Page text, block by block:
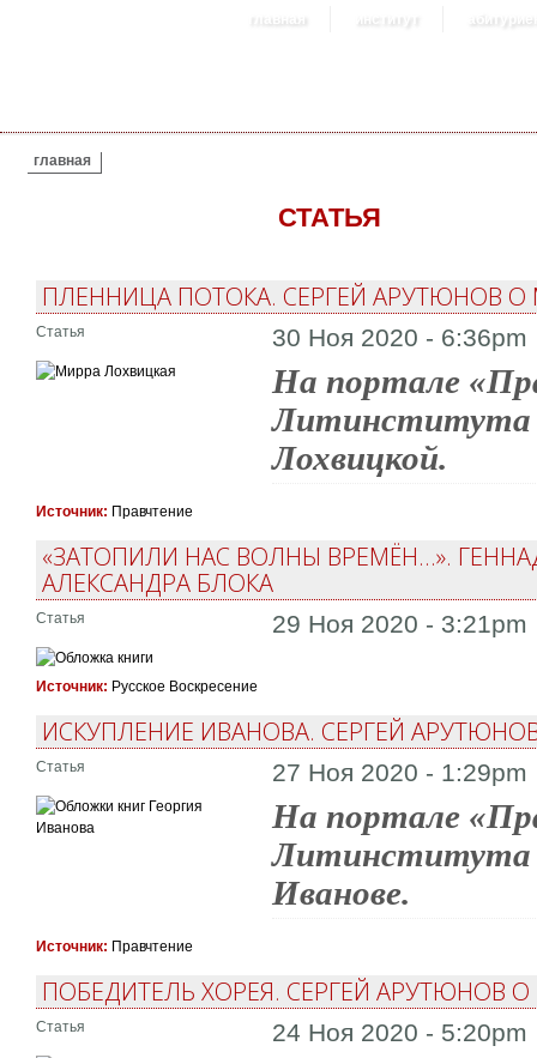
главная институт
ВЫ ЗДЕСЬ
главная
СТАТЬЯ
ПЛЕННИЦА ПОТОКА. СЕРГЕЙ АРУТЮНОВ
Статья 30 Ноя 2020 - 6:36pm
На портале
Литинститута
Лохвицкой.
Источник: Правчтение
«ЗАТОПИЛИ НАС ВОЛНЫ ВРЕМЁН...».
АЛЕКСАНДРА БЛОКА
Статья 29 Ноя 2020 - 3:21pm
Источник: Русское Воскресение
ИСКУПЛЕНИЕ ИВАНОВА. СЕРГЕЙ
Статья 27 Ноя 2020 - 1:29pm
На портале
Литинститута
Иванове.
Источник: Правчтение
ПОБЕДИТЕЛЬ ХОРЕЯ. СЕРГЕЙ АРУТЮНОВ
Статья 24 Ноя 2020 - 5:20pm